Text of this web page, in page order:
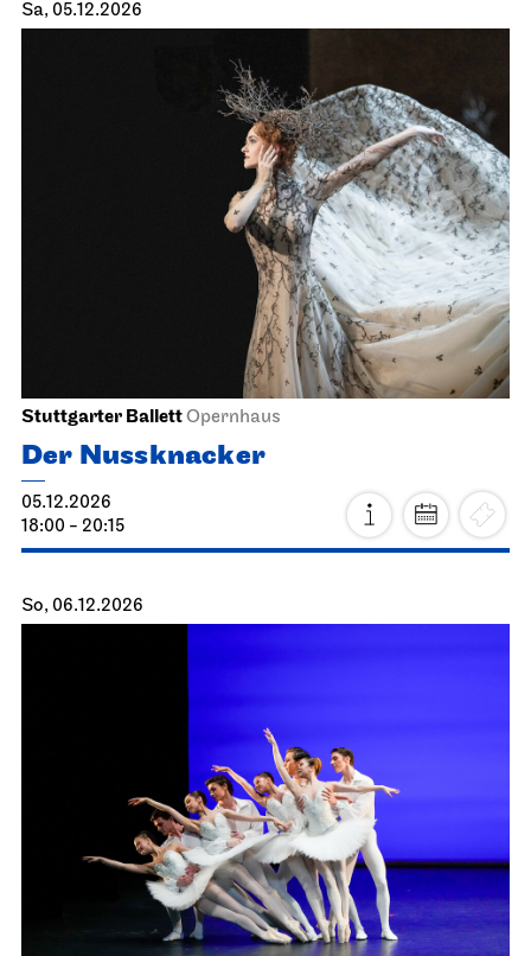
Sa, 05.12.2026
Stuttgarter BallettOpernhaus
Der Nussknacker
05.12.2026
18:00 - 20:15
So, 06.12.2026